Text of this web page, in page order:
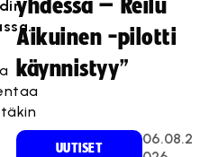
yhdessä – Reilu
Aikuinen -pilotti
käynnistyy”
UUTISET
06.08.2